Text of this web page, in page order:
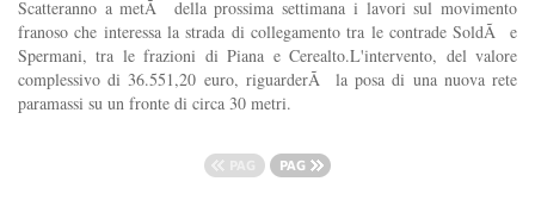
Scatteranno a metÃ della prossima settimana i lavori sul movimento
franoso che interessa la strada di collegamento tra le contrade SoldÃ e
Spermani, tra le frazioni di Piana e Cerealto.L'intervento, del valore
complessivo di 36.551,20 euro, riguarderÃ la posa di una nuova rete
paramassi su un fronte di circa 30 metri.